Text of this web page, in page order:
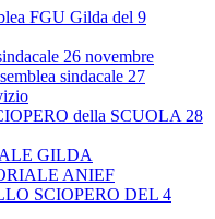
FGU Gilda del 9
26 novembre
sindacale 27
della SCUOLA 28
GILDA
ANIEF
SCIOPERO DEL 4